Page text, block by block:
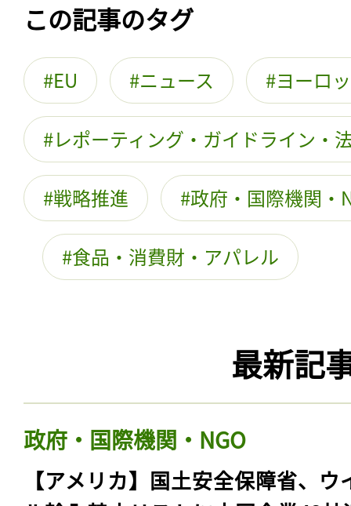
この記事のタグ
EU ニュース ヨーロ
レポーティング・ガイドライン・
戦略推進 政府・国際機関・
食品・消費財・アパレル
最新記
政府・国際機関・NGO
【アメリカ】国土安全保障省、ウ